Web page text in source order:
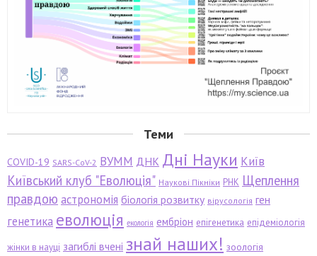
Теми
COVID-19 SARS-CoV-2 ВУММ ДНК Дні Науки Київ
Київський клуб "Еволюція" Наукові Пікніки РНК Щеплення
правдою астрономія біологія розвитку вірусологія ген
генетика еволюція екологія ембріон епігенетика епідеміологія
жінки в науці загиблі вчені знай наших! зоологія